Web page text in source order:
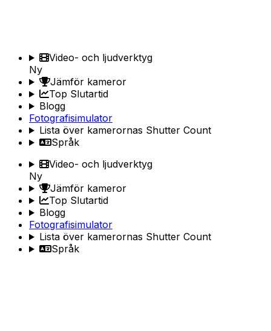
Video- och ljudverktyg
Ny
Jämför kameror
Top Slutartid
Blogg
Fotografisimulator
Lista över kamerornas Shutter Count
Språk
Video- och ljudverktyg
Ny
Jämför kameror
Top Slutartid
Blogg
Fotografisimulator
Lista över kamerornas Shutter Count
Språk